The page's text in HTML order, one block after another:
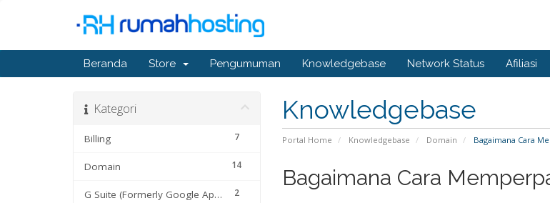
Beranda Store Pengumuman Knowledgebase Network Status Afiliasi
Knowledgebase
Portal Home Knowledgebase Domain Bagaimana Cara
Kategori
7
Billing
14
Domain
2
G Suite (Formerly Google Apps)
Bagaimana Cara